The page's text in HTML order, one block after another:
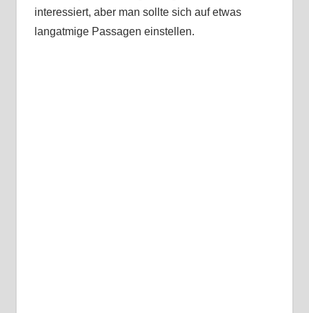
interessiert, aber man sollte sich auf etwas
langatmige Passagen einstellen.